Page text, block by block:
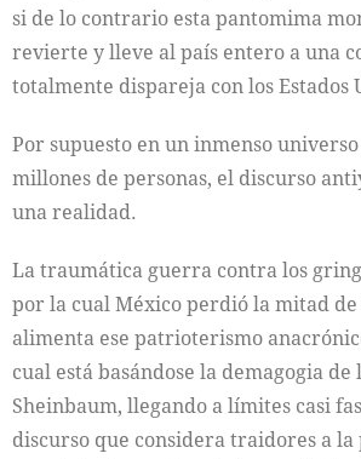
si de lo contrario esta pantomima
revierte y lleve al país entero a una
totalmente dispareja con los Estados
Por supuesto en un inmenso
millones de personas, el discurso
una realidad.
La traumática guerra contra los
por la cual México perdió la mitad
alimenta ese patrioterismo
cual está basándose la demagogia
Sheinbaum, llegando a límites casi
discurso que considera traidores a la